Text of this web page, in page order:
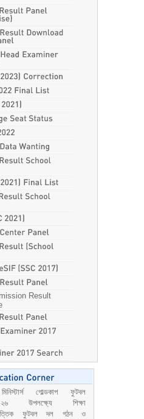
Result
গোল্ডকাপ ফুটবল
২০২৬ উপলক্ষ্যে শিক্ষা
ফুটবল দল গঠন ও